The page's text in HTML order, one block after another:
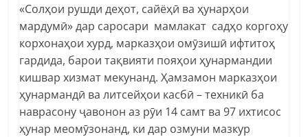
«Солҳои рушди деҳот, сайёҳӣ ва ҳунарҳои
мардумӣ» дар саросари мамлакат садҳо коргоҳу
корхонаҳои хурд, марказҳои омӯзишӣ ифтитоҳ
гардида, барои тақвияти пояҳои ҳунармандии
кишвар хизмат мекунанд. Ҳамзамон марказҳои
ҳунармандӣ ва литсейҳои касбӣ – техникӣ ба
наврасону ҷавонон аз рӯи 14 самт ва 97 ихтисос
ҳунар меомӯзонанд, ки дар озмуни мазкур